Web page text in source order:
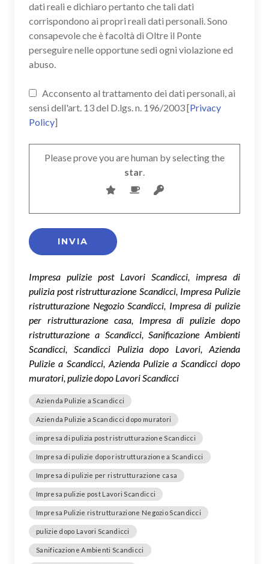
dati reali e dichiaro pertanto che tali dati
corrispondono ai propri reali dati personali. Sono
consapevole che è facoltà di Oltre il Ponte
perseguire nelle opportune sedi ogni violazione ed
abuso.
Acconsento al trattamento dei dati personali, ai
sensi dell'art. 13 del D.lgs. n. 196/2003 [Privacy
Policy]
Please prove you are human by selecting the
star.
Impresa pulizie post Lavori Scandicci, impresa di
pulizia post ristrutturazione Scandicci, Impresa Pulizie
ristrutturazione Negozio Scandicci, Impresa di pulizie
per ristrutturazione casa, Impresa di pulizie dopo
ristrutturazione a Scandicci, Sanificazione Ambienti
Scandicci, Scandicci Pulizia dopo Lavori, Azienda
Pulizie a Scandicci, Azienda Pulizie a Scandicci dopo
muratori, pulizie dopo Lavori Scandicci
Azienda Pulizie a Scandicci
Azienda Pulizie a Scandicci dopo muratori
impresa di pulizia post ristrutturazione Scandicci
Impresa di pulizie dopo ristrutturazione a Scandicci
Impresa di pulizie per ristrutturazione casa
Impresa pulizie post Lavori Scandicci
Impresa Pulizie ristrutturazione Negozio Scandicci
pulizie dopo Lavori Scandicci
Sanificazione Ambienti Scandicci